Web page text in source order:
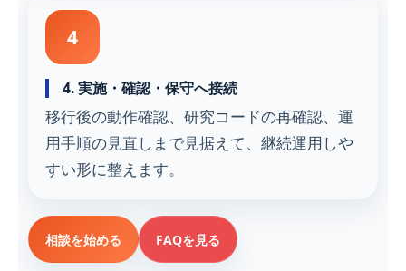
4. 実施・確認・保守へ接続
移行後の動作確認、研究コードの再確認、運
用手順の見直しまで見据えて、継続運用しや
すい形に整えます。
相談を始める FAQを見る